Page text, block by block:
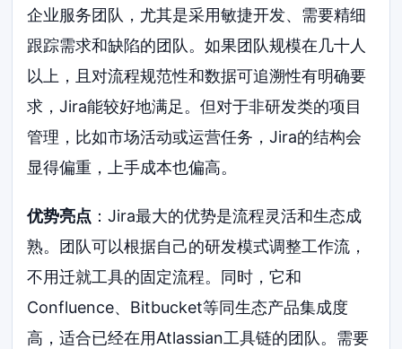
企业服务团队，尤其是采用敏捷开发、需要精细
跟踪需求和缺陷的团队。如果团队规模在几十人
以上，且对流程规范性和数据可追溯性有明确要
求，Jira能较好地满足。但对于非研发类的项目
管理，比如市场活动或运营任务，Jira的结构会
显得偏重，上手成本也偏高。
优势亮点 ：Jira最大的优势是流程灵活和生态成
熟。团队可以根据自己的研发模式调整工作流，
不用迁就工具的固定流程。同时，它和
Confluence、Bitbucket等同生态产品集成度
高，适合已经在用Atlassian工具链的团队。需要